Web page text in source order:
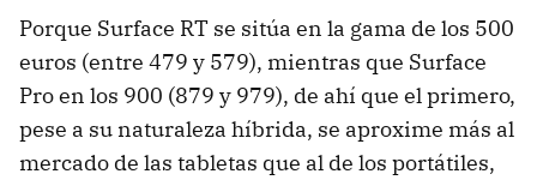
Porque Surface RT se sitúa en la gama de los 500
euros (entre 479 y 579), mientras que Surface
Pro en los 900 (879 y 979), de ahí que el primero,
pese a su naturaleza híbrida, se aproxime más al
mercado de las tabletas que al de los portátiles,